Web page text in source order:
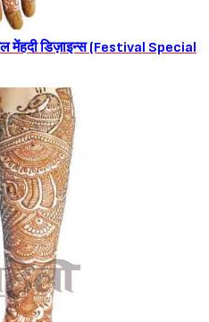
Sign in
मेंहदी डिज़ाइन्स (Festival Special